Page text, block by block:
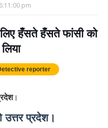
pm
हँसते हँसते फांसी को
reporter
।
प्रदेश।